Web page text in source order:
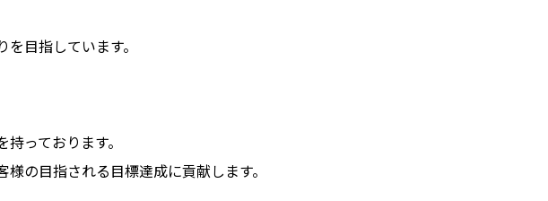
目指しています。
っております。
の目指される目標達成に貢献します。